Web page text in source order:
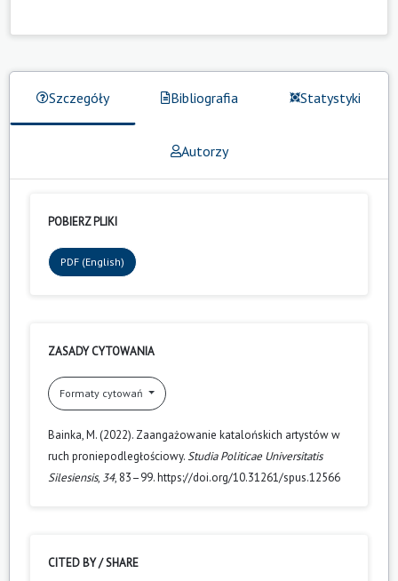
Szczegóły Bibliografia Statystyki
Autorzy
POBIERZ PLIKI
PDF (English)
ZASADY CYTOWANIA
Formaty cytowań
Bainka, M. (2022). Zaangażowanie katalońskich artystów w
ruch proniepodległościowy.Studia Politicae Universitatis
Silesiensis, 34, 83–99. https://doi.org/10.31261/spus.12566
CITED BY / SHARE